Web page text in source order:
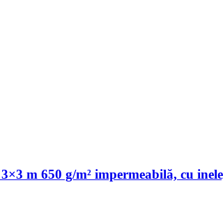
m 650 g/m² impermeabilă, cu